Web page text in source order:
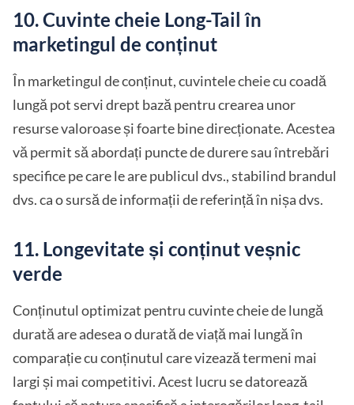
10. Cuvinte cheie Long-Tail în
marketingul de conținut
În marketingul de conținut, cuvintele cheie cu coadă
lungă pot servi drept bază pentru crearea unor
resurse valoroase și foarte bine direcționate. Acestea
vă permit să abordați puncte de durere sau întrebări
specifice pe care le are publicul dvs., stabilind brandul
dvs. ca o sursă de informații de referință în nișa dvs.
11. Longevitate și conținut veșnic
verde
Conținutul optimizat pentru cuvinte cheie de lungă
durată are adesea o durată de viață mai lungă în
comparație cu conținutul care vizează termeni mai
largi și mai competitivi. Acest lucru se datorează